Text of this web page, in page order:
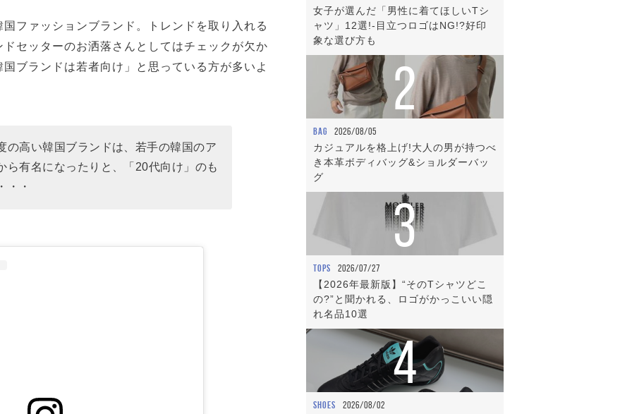
)
いる、人気アイテム。
も。
ャレ。
ファッションブランド。トレンドを取り入れる
セッターのお洒落さんとしてはチェックが欠か
ブランドは若者向け」と思っている方が多いよ
の高い韓国ブランドは、若手の韓国のア
ら有名になったりと、「20代向け」のも
・・
女子が選んだ「男性に着てほしいTシ
ャツ」12選!-目立つロゴはNG!?好印
象な選び方も
2
BAG 2026/08/05
カジュアルを格上げ!大人の男が持つべ
き本革ボディバッグ&ショルダーバッ
グ
3
TOPS 2026/07/27
【2026年最新版】“そのTシャツどこ
の?”と聞かれる、ロゴがかっこいい隠
れ名品10選
4
SHOES 2026/08/02